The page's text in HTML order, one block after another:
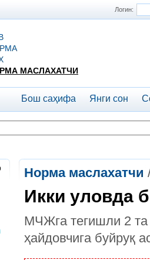
Логин:
МАСЛАХАТЧИ
Бош саҳифа Янги сон
Норма маслахатчи
Икки уловда
МЧЖга тегишли 2 та
ҳайдовчига буйруқ